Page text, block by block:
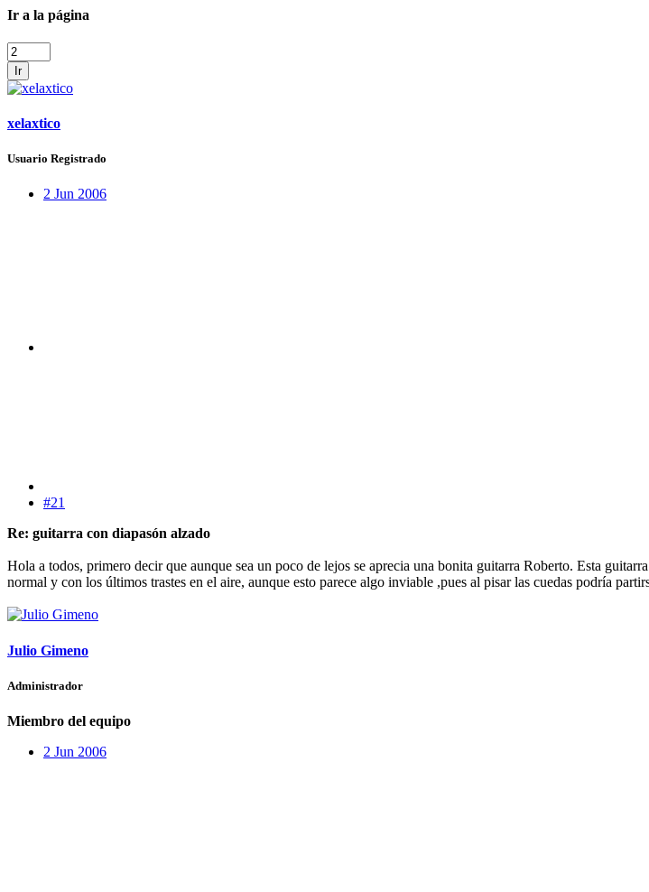
Ir a la página
Ir
xelaxtico
Usuario Registrado
2 Jun 2006
#21
Re: guitarra con diapasón alzado
Hola a todos, primero decir que aunque sea un poco de lejos se aprecia una bonita guitarra Roberto. Esta
normal y con los últimos trastes en el aire, aunque esto parece algo inviable ,pues al pisar las cuedas podría
Julio Gimeno
Administrador
Miembro del equipo
2 Jun 2006